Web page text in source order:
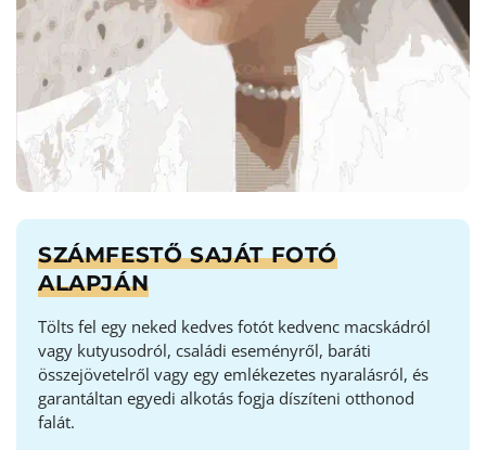
SZÁMFESTŐ SAJÁT FOTÓ
ALAPJÁN
Tölts fel egy neked kedves fotót kedvenc macskádról
vagy kutyusodról, családi eseményről, baráti
összejövetelről vagy egy emlékezetes nyaralásról, és
garantáltan egyedi alkotás fogja díszíteni otthonod
falát.